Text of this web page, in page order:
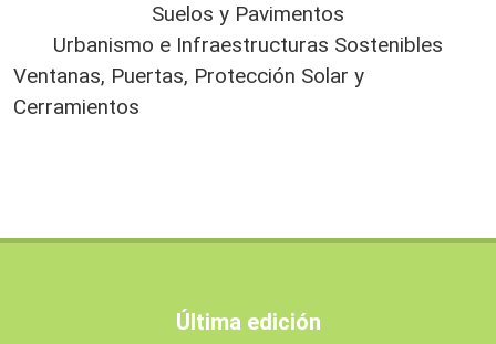
Suelos y Pavimentos
Urbanismo e Infraestructuras Sostenibles
Ventanas, Puertas, Protección Solar y
Cerramientos
Última edición